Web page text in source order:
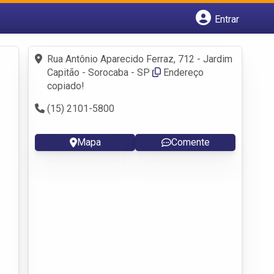
Entrar
Fazer login
Criar conta
Rua Antônio Aparecido Ferraz, 712 - Jardim
Capitão - Sorocaba - SP
Endereço
copiado!
(15) 2101-5800
Mapa Comente